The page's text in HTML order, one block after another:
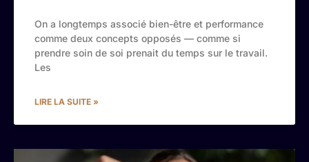
On a longtemps associé bien-être et performance
comme deux concepts opposés — comme si
prendre soin de soi prenait du temps sur le travail.
Les
LIRE LA SUITE »